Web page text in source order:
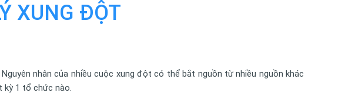
XUNG ĐỘT
nhân của nhiều cuộc xung đột có thể bắt nguồn từ nhiều nguồn khác
kỳ 1 tổ chức nào.